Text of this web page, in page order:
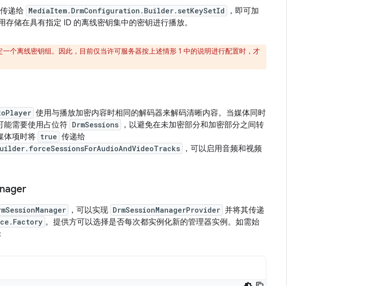
递给 MediaItem.DrmConfiguration.Builder.setKeySetId
，即可加
储在具有指定 ID 的离线密钥集中的密钥进行播放。
一个离线密钥组。因此，目前仅当许可服务器按上述情形 1 中的说明进行配置时，才
使用与播放加密内容时相同的解码器来解码清晰内容。当媒体同时
能需要使用占位符 DrmSessions
，以避免在未加密部分和加密部分之间转
体项时将 true 传递给
，可以启用音频和视频
，可以实现 DrmSessionManagerProvider 并将其传递
。提供方可以选择是否每次都实例化新的管理器实例。如需始